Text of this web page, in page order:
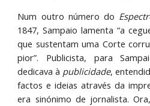
Num outro número do
1847, Sampaio lamenta “a
que sustentam uma Corte
pior”. Publicista, para
dedicava à publicidade,
factos e ideias através da
era sinónimo de jornalista.